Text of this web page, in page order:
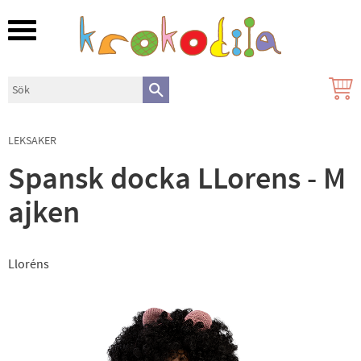
Meny
LEKSAKER
Spansk docka LLorens - M
ajken
Lloréns